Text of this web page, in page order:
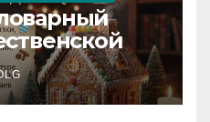
немецкий